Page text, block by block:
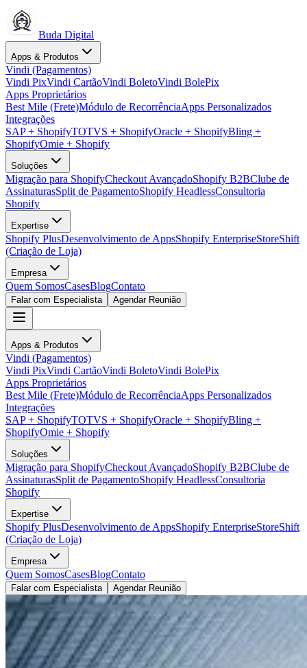
Buda Digital
Apps & Produtos
Vindi (Pagamentos)
Vindi PixVindi CartãoVindi BoletoVindi BolePix
Apps Proprietários
Best Mile (Frete)Módulo de RecorrênciaApps Personalizados
Integrações
SAP + ShopifyTOTVS + ShopifyOracle + ShopifyBling +
ShopifyOmie + Shopify
Soluções
Migração para ShopifyCheckout AvançadoShopify B2BClube de
AssinaturasSplit de PagamentoShopify HeadlessConsultoria
Shopify
Expertise
Shopify PlusDesenvolvimento de AppsShopify EnterpriseStoreShift
(Criação de Loja)
Empresa
Quem SomosCasesBlogContato
Falar com Especialista Agendar Reunião
Apps & Produtos
Vindi (Pagamentos)
Vindi PixVindi CartãoVindi BoletoVindi BolePix
Apps Proprietários
Best Mile (Frete)Módulo de RecorrênciaApps Personalizados
Integrações
SAP + ShopifyTOTVS + ShopifyOracle + ShopifyBling +
ShopifyOmie + Shopify
Soluções
Migração para ShopifyCheckout AvançadoShopify B2BClube de
AssinaturasSplit de PagamentoShopify HeadlessConsultoria
Shopify
Expertise
Shopify PlusDesenvolvimento de AppsShopify EnterpriseStoreShift
(Criação de Loja)
Empresa
Quem SomosCasesBlogContato
Falar com Especialista Agendar Reunião